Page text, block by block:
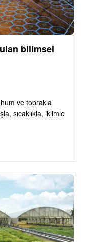
bilimsel
ve toprakla
sıcaklıkla, iklimle